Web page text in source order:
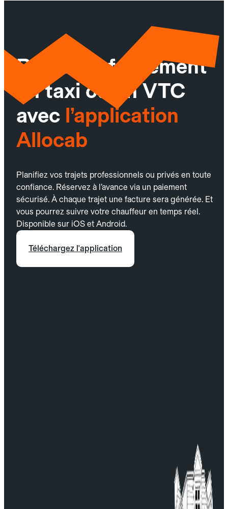
Réservez facilement
un taxi ou un VTC
avec l’application
Allocab
Planifiez vos trajets professionnels ou privés en toute
confiance. Réservez à l’avance via un paiement
sécurisé. À chaque trajet une facture sera générée. Et
vous pourrez suivre votre chauffeur en temps réel.
Disponible sur iOS et Android.
Téléchargez l'application